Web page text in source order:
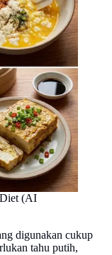
Diet (AI
digunakan cukup
tahu putih,